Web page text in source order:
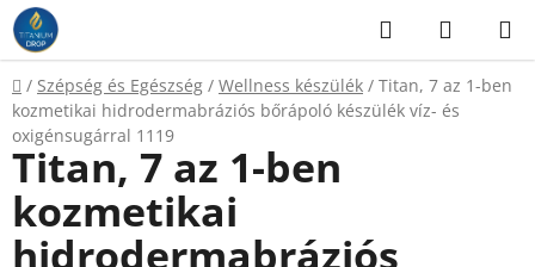
Ugrás
fő
tartalomhoz
KeresésKOSÁR
Kezdőlap
/ Szépség és Egészség / Wellness készülék / Titan, 7 az 1-ben
kozmetikai hidrodermabráziós bőrápoló készülék víz- és
oxigénsugárral 1119
Titan, 7 az 1-ben
kozmetikai
hidrodermabráziós